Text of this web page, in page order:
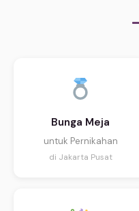
Bunga Meja
untuk Pernikahan
di Jakarta Pusat